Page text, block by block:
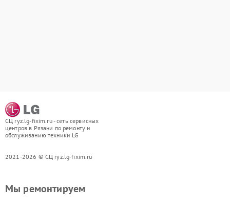
СЦ ryz.lg-fixim.ru - сеть сервисных
центров в Рязани по ремонту и
обслуживанию техники LG
2021-2026 © СЦ ryz.lg-fixim.ru
Мы ремонтируем